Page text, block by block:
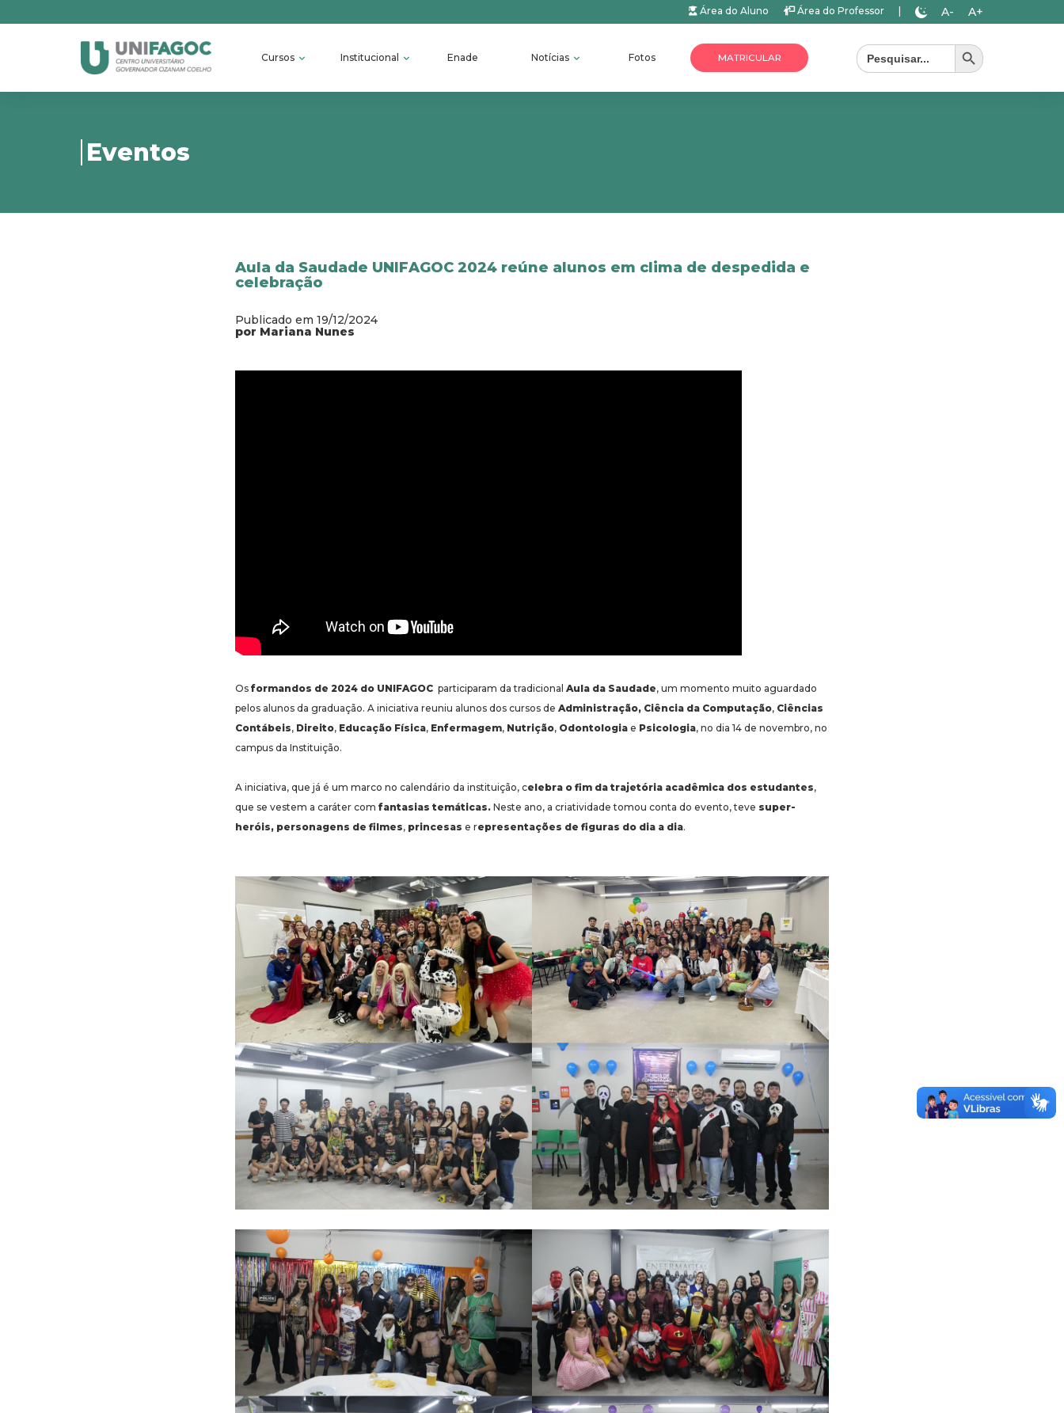
Área do Aluno Área do Professor A- A+
Cursos Institucional Enade Notícias Fotos MATRICULAR
Search
for:
Search Button
Eventos
Aula da Saudade UNIFAGOC 2024 reúne alunos em clima de despedida e
celebração
Publicado em 19/12/2024
por Mariana Nunes
Os formandos de 2024 do UNIFAGOC participaram da tradicional Aula da Saudade, um momento muito aguardado
pelos alunos da graduação. A iniciativa reuniu alunos dos cursos de Administração, Ciência da Computação, Ciências
Contábeis, Direito, Educação Física, Enfermagem, Nutrição, Odontologia e Psicologia, no dia 14 de novembro, no
campus da Instituição.
A iniciativa, que já é um marco no calendário da instituição, celebra o fim da trajetória acadêmica dos estudantes,
que se vestem a caráter com fantasias temáticas. Neste ano, a criatividade tomou conta do evento, teve super-
heróis, personagens de filmes, princesas e representações de figuras do dia a dia.